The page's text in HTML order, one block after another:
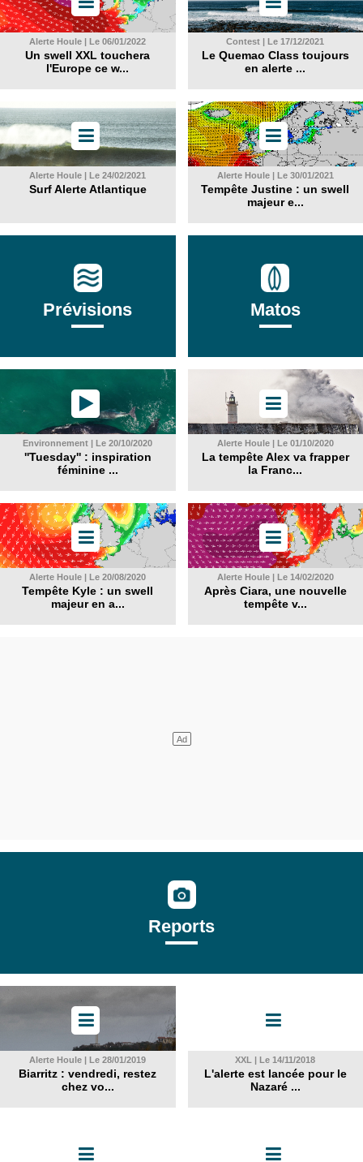
Alerte Houle | Le 06/01/2022
Un swell XXL touchera
l'Europe ce w...
Contest | Le 17/12/2021
Le Quemao Class toujours
en alerte ...
Alerte Houle | Le 24/02/2021
Surf Alerte Atlantique
Alerte Houle | Le 30/01/2021
Tempête Justine : un swell
majeur e...
Prévisions Matos
Environnement | Le 20/10/2020
''Tuesday'' : inspiration
féminine ...
Alerte Houle | Le 01/10/2020
La tempête Alex va frapper
la Franc...
Alerte Houle | Le 20/08/2020
Tempête Kyle : un swell
majeur en a...
Alerte Houle | Le 14/02/2020
Après Ciara, une nouvelle
tempête v...
Reports
Alerte Houle | Le 28/01/2019
Biarritz : vendredi, restez
chez vo...
XXL | Le 14/11/2018
L'alerte est lancée pour le
Nazaré ...